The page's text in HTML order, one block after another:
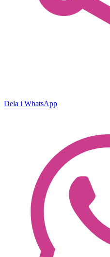
Dela i WhatsApp